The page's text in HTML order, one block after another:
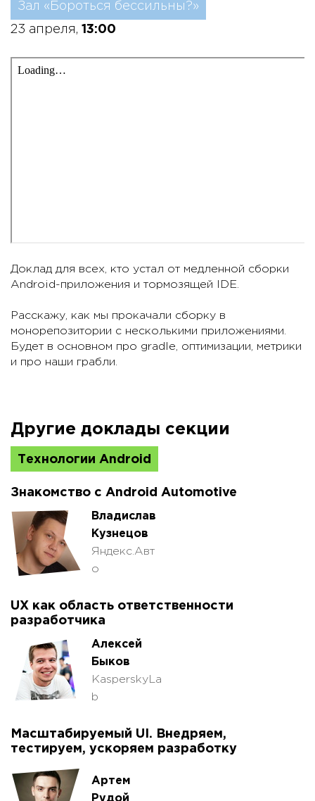
Зал «Бороться бессильны?»
23 апреля, 13:00
Доклад для всех, кто устал от медленной сборки
Android-приложения и тормозящей IDE.
Расскажу, как мы прокачали сборку в
монорепозитории с несколькими приложениями.
Будет в основном про gradle, оптимизации, метрики
и про наши грабли.
Другие доклады секции
Технологии Android
Знакомство с Android Automotive
Владислав
Кузнецов
Яндекс.Авт
о
UX как область ответственности
разработчика
Алексей
Быков
KasperskyLa
b
Масштабируемый UI. Внедряем,
тестируем, ускоряем разработку
Артем
Рудой